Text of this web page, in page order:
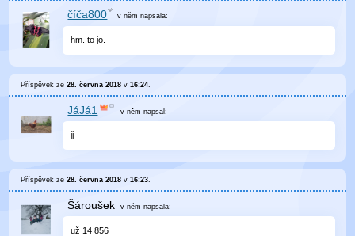
číča800 v něm napsala:
hm. to jo.
Příspěvek ze28. června 2018 v16:24
JáJá1 v něm napsal:
jj
Příspěvek ze28. června 2018 v16:23.
Šároušek v něm napsala:
už 14 856